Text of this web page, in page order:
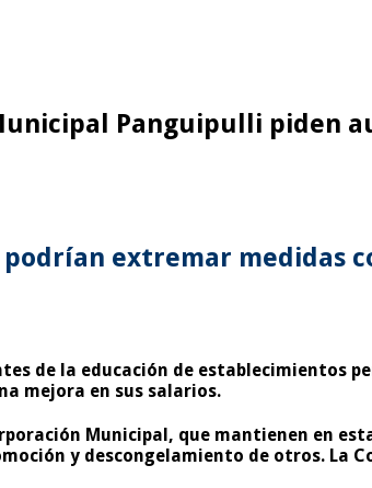
Panguipulli piden
extremar medidas
de la educación de establecimientos
mejora en sus salarios.
Municipal, que mantienen en
y descongelamiento de otros.